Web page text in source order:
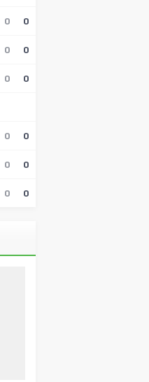
0 0
0 0
0 0
0 0
0 0
0 0